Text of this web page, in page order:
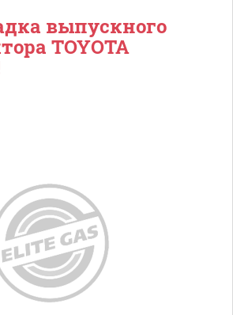
выпускного
TOYOTA